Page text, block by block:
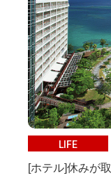
LIFE
[ホテル]休みが